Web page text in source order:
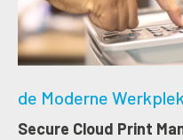
de Moderne Werkplek
Secure Cloud Print